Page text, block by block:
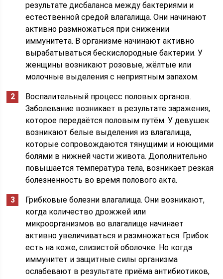
результате дисбаланса между бактериями и
естественной средой влагалища. Они начинают
активно размножаться при снижении
иммунитета. В организме начинают активно
вырабатываться бескислородные бактерии. У
женщины возникают розовые, жёлтые или
молочные выделения с неприятным запахом.
Воспалительный процесс половых органов.
Заболевание возникает в результате заражения,
которое передаётся половым путём. У девушек
возникают белые выделения из влагалища,
которые сопровождаются тянущими и ноющими
болями в нижней части живота. Дополнительно
повышается температура тела, возникает резкая
болезненность во время полового акта.
Грибковые болезни влагалища. Они возникают,
когда количество дрожжей или
микроорганизмов во влагалище начинает
активно увеличиваться и размножаться. Грибок
есть на коже, слизистой оболочке. Но когда
иммунитет и защитные силы организма
ослабевают в результате приёма антибиотиков,